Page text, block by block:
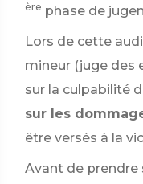
ère phase de
Lors de cette
mineur (juge des
sur la culpabilité
sur les
être versés à la
Avant de prendre